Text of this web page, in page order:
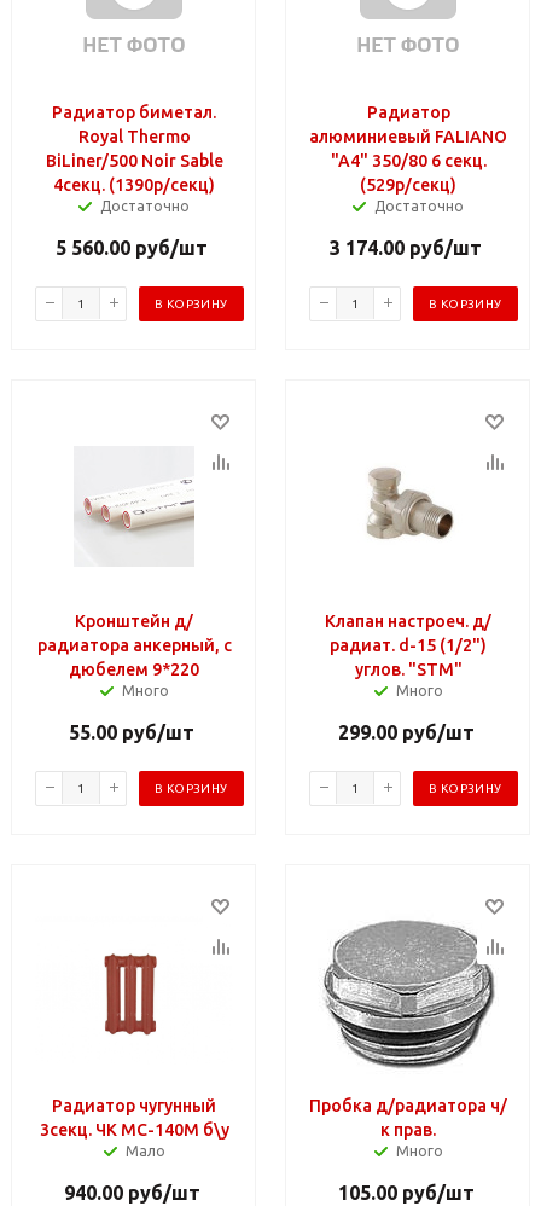
Радиатор биметал.
Royal Thermo
BiLiner/500 Noir Sable
4секц. (1390р/секц)
Достаточно
5 560.00 руб/шт
В КОРЗИНУ
Радиатор
алюминиевый FALIANO
"A4" 350/80 6 секц.
(529р/секц)
Достаточно
3 174.00 руб/шт
В КОРЗИНУ
Кронштейн д/
радиатора анкерный, с
дюбелем 9*220
Много
55.00 руб/шт
В КОРЗИНУ
Клапан настроеч. д/
радиат. d-15 (1/2")
углов. "STM"
Много
299.00руб/шт
В КОРЗИНУ
Радиатор чугунный
3секц. ЧК МС-140М б\у
Мало
940.00руб/шт
Пробка д/радиатора ч/
к прав.
Много
105.00руб/шт